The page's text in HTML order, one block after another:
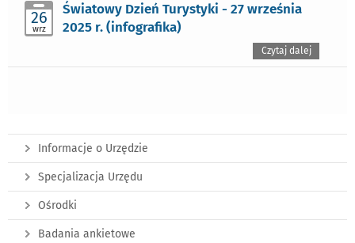
26
wrz
Światowy Dzień Turystyki - 27 września
2025 r. (infografika)
Czytaj dalej
Informacje o Urzędzie
Specjalizacja Urzędu
Ośrodki
Badania ankietowe